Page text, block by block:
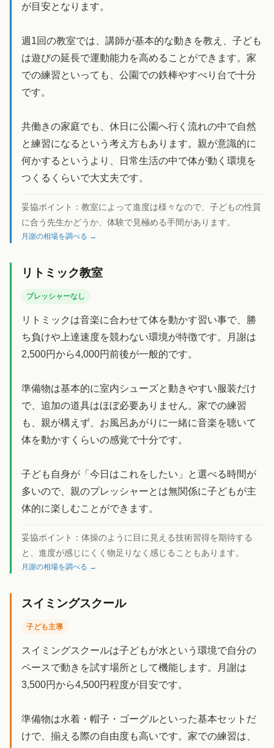
が目安となります。
週1回の教室では、講師が基本的な動きを教え、子ども
は遊びの延長で運動能力を高めることができます。家
での練習といっても、公園での鉄棒やすべり台で十分
です。
共働きの家庭でも、休日に公園へ行く流れの中で自然
と練習になるという考え方もあります。親が意識的に
何かするというより、日常生活の中で体が動く環境を
つくるくらいで大丈夫です。
妥協ポイント： 教室によって進度は様々なので、子どもの性質
に合う先生かどうか、体験で見極める手間があります。
月謝の相場を調べる →
リトミック教室
プレッシャーなし
リトミックは音楽に合わせて体を動かす習い事で、勝
ち負けや上達速度を競わない環境が特徴です。月謝は
2,500円から4,000円前後が一般的です。
準備物は基本的に室内シューズと動きやすい服装だけ
で、追加の道具はほぼ必要ありません。家での練習
も、親が構えず、お風呂あがりに一緒に音楽を聴いて
体を動かすくらいの感覚で十分です。
子ども自身が「今日はこれをしたい」と選べる時間が
多いので、親のプレッシャーとは無関係に子どもが主
体的に楽しむことができます。
妥協ポイント： 体操のように目に見える技術習得を期待する
と、進度が感じにくく物足りなく感じることもあります。
月謝の相場を調べる →
スイミングスクール
子ども主導
スイミングスクールは子どもが水という環境で自分の
ペースで動きを試す場所として機能します。月謝は
3,500円から4,500円程度が目安です。
準備物は水着・帽子・ゴーグルといった基本セットだ
けで、揃える際の自由度も高いです。家での練習は、